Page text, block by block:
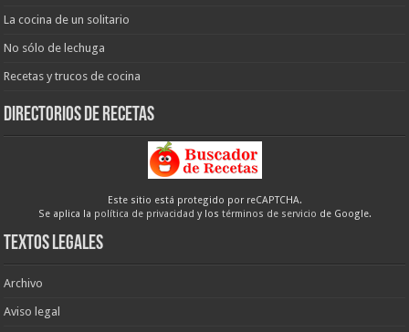
La cocina de un solitario
No sólo de lechuga
Recetas y trucos de cocina
Directorios de recetas
Este sitio está protegido por reCAPTCHA.
Se aplica la política de privacidad y los términos de servicio de Google.
Textos legales
Archivo
Aviso legal